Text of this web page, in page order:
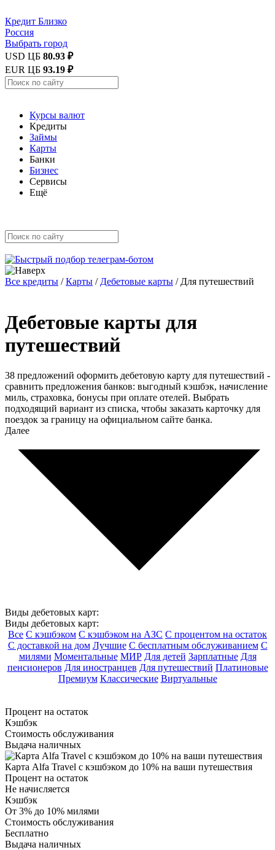
Кредит Близко
Россия
Выбрать город
USD ЦБ 80.93 ₽
EUR ЦБ 93.19 ₽
Курсы валют
Кредиты
Займы
Карты
Банки
Бизнес
Сервисы
Ещё
Все кредиты /Карты / Дебетовые карты / Для путешествий
Дебетовые карты для
путешествий
38 предложений оформить дебетовую карту для путешествий -
сравнить предложения банков: выгодный кэшбэк, начисление
миль, страховка, бонусы при оплате отелей. Выбрать
подходящий вариант из списка, чтобы заказать карточку для
поездок за границу на официальном сайте банка.
Далее
Виды дебетовых карт:
Виды дебетовых карт:
Все С кэшбэком С кэшбэком на АЗС С процентом на остаток
С доставкой на дом Лучшие С бесплатным обслуживанием С
милями Моментальные МИР Для детей Зарплатные Для
пенсионеров Для иностранцев Для путешествий Платиновые
Премиум Классические Виртуальные
Процент на остаток
Кэшбэк
Стоимость обслуживания
Выдача наличных
Карта Alfa Travel c кэшбэком до 10% на ваши путешествия
Процент на остаток
Не начисляется
Кэшбэк
От 3% до 10% милями
Стоимость обслуживания
Бесплатно
Выдача наличных